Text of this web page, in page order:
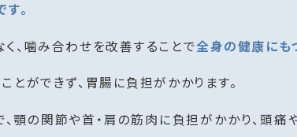
。
、噛み合わせを改善することで全身の健康にも
とができず、胃腸に負担がかかります。
顎の関節や首・肩の筋肉に負担がかかり、頭